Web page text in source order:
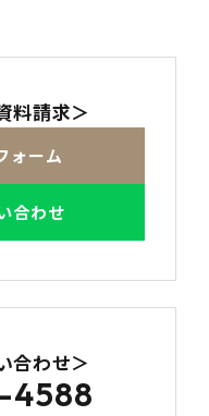
料請求＞
ォーム
合わせ
合わせ＞
4588